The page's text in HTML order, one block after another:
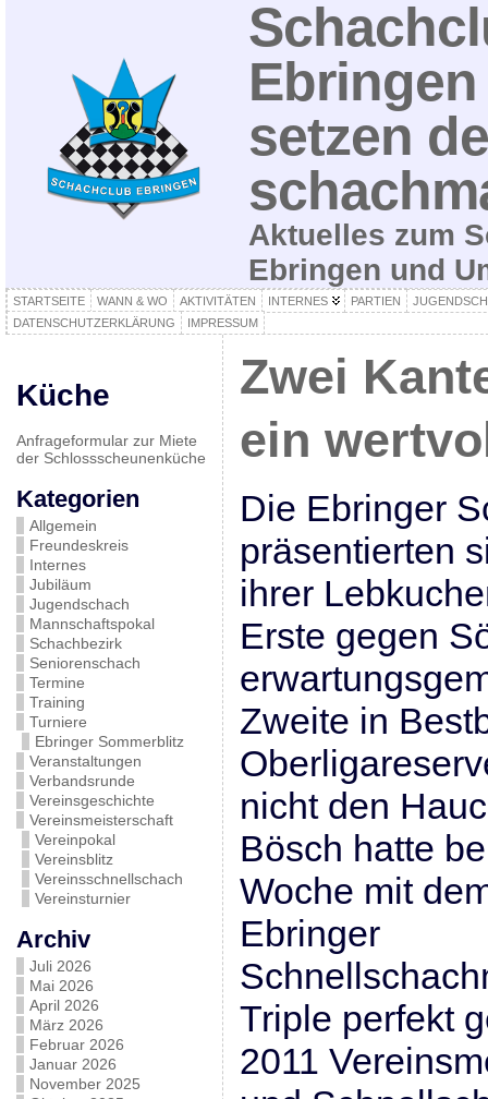
setzen
Aktuelles zum
Ebringen und
STARTSEITE WANN & WO AKTIVITÄTEN INTERNES PARTIEN
DATENSCHUTZERKLÄRUNG
IMPRESSUM
Küche
Anfrageformular zur Miete
der Schlossscheunenküche
Kategorien
Allgemein
Freundeskreis
Internes
Jubiläum
Jugendschach
Mannschaftspokal
Schachbezirk
Seniorenschach
Termine
Training
Turniere
Ebringer Sommerblitz
Veranstaltungen
Verbandsrunde
Vereinsgeschichte
Vereinsmeisterschaft
Vereinpokal
Vereinsblitz
Vereinsschnellschach
Vereinsturnier
Archiv
Juli 2026
Mai 2026
April 2026
März 2026
Februar 2026
Januar 2026
November 2025
Zwei
ein
Die Ebringer
präsentierten
ihrer
Erste gegen
Zweite in
nicht den
Bösch hatte
Woche mit
Ebringer
Triple perfekt
2011